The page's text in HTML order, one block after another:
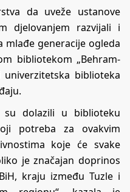
da uveže ustanove
djelovanjem razvijali i
generacije ogleda
bibliotekom „Behram-
biblioteka
su dolazili u biblioteku
potreba za ovakvim
koje će svake
je značajan doprinos
kraju između Tuzle i